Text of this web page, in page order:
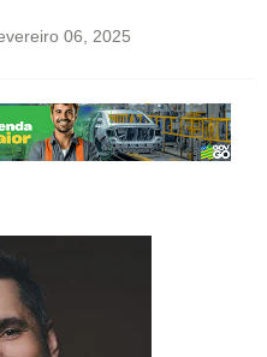
06, 2025